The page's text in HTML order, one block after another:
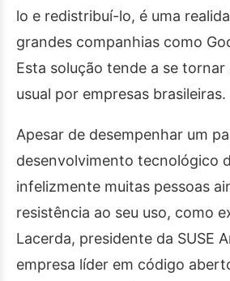
lo e redistribuí-lo, é uma
grandes companhias como
Esta solução tende a se tornar
usual por empresas brasileiras.
Apesar de desempenhar um
desenvolvimento tecnológico
infelizmente muitas pessoas
resistência ao seu uso, como
Lacerda, presidente da SUSE
empresa líder em código